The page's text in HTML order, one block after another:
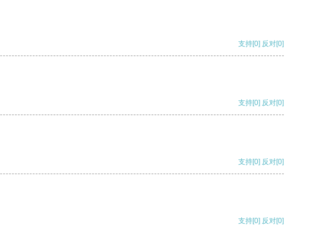
支持[0] 反对[0]
支持[0] 反对[0]
支持[0] 反对[0]
支持[0] 反对[0]